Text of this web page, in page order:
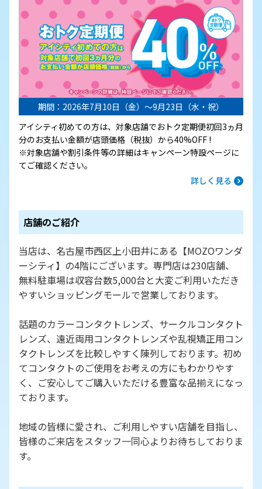
期間：2026年7月10日（金）～9月23日（水・祝）
アイシティ初めての方は、対象店舗でおトク定期便初回3ヵ月
分のお支払い金額が店頭価格（税抜）から40%OFF !
※対象店舗や割引条件等の詳細はキャンペーン特設ページに
てご確認ください。
詳しく見る
店舗のご紹介
当店は、名古屋市西区上小田井にある【MOZOワンダ
ーシティ】の4階にございます。専門店は230店舗、
無料駐車場は収容台数5,000台と大変ご利用いただき
やすいショッピングモールで営業しております。
話題のカラーコンタクトレンズ、サークルコンタクト
レンズ、遠近両用コンタクトレンズや乱視矯正用コン
タクトレンズを比較しやすく陳列しております。初め
てコンタクトのご使用をお考えの方にもわかりやす
く、ご安心してご購入いただける豊富な品揃えになっ
ております。
地域の皆様に愛され、ご利用しやすい店舗を目指し、
皆様のご来店をスタッフ一同心よりお待ちしておりま
す。